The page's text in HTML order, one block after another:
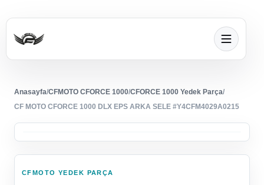
Anasayfa/CFMOTO CFORCE 1000/CFORCE 1000 Yedek Parça/
CF MOTO CFORCE 1000 DLX EPS ARKA SELE #Y4CFM4029A0215
CFMOTO YEDEK PARÇA